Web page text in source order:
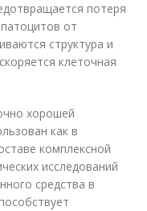
потеря
от
структура и
клеточная
хорошей
как в
комплексной
исследований
средства в